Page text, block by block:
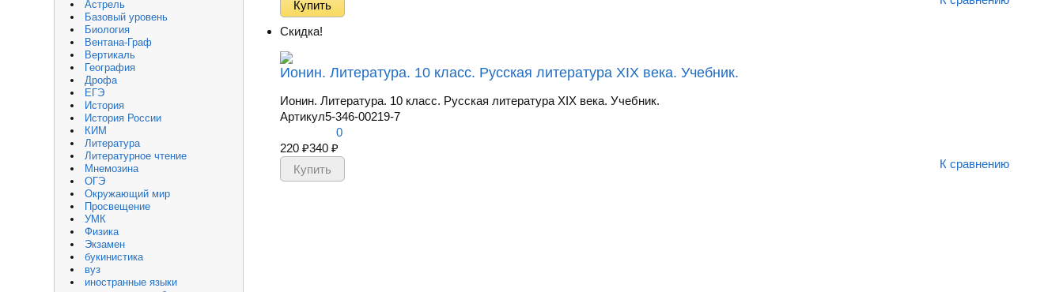
Астрель
Базовый уровень
Биология
Вентана-Граф
Вертикаль
География
Дрофа
ЕГЭ
История
История России
КИМ
Литература
Литературное чтение
Мнемозина
ОГЭ
Окружающий мир
Просвещение
УМК
Физика
Экзамен
букинистика
вуз
иностранные языки
Скидка!
Ионин. Литература. 10 класс. Русская литература XIX века. Учебник.
Ионин. Литература. 10 класс. Русская литература XIX века. Учебник.
Артикул5-346-00219-7
0
220 ₽340 ₽
К сравнению